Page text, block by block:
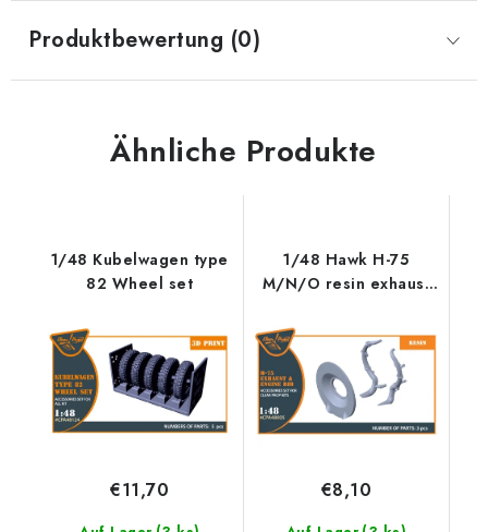
Produktbewertung (0)
Ähnliche Produkte
1/48 Kubelwagen type
82 Wheel set
€11,70
1/48 Hawk H-75
M/N/O resin exhaust
CP4803/CP4804
Accessories - Clear
Prop
€8,10